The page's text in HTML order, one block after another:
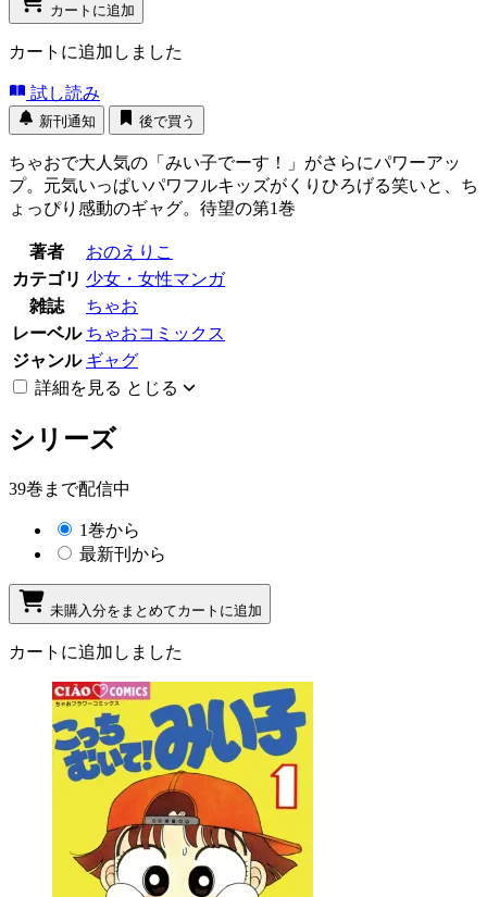
カートに追加
カートに追加しました
試し読み
新刊通知 後で買う
ちゃおで大人気の「みい子でーす！」がさらにパワーアッ
プ。元気いっぱいパワフルキッズがくりひろげる笑いと、ち
ょっぴり感動のギャグ。待望の第1巻
著者
おのえりこ
カテゴリ 少女・女性マンガ
雑誌
ちゃお
レーベル ちゃおコミックス
ジャンル ギャグ
詳細を見る とじる
シリーズ
39巻まで配信中
1巻から
最新刊から
未購入分をまとめてカートに追加
カートに追加しました